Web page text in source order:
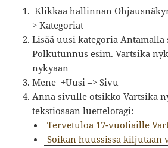
Klikkaa hallinnan
> Kategoriat
Lisää uusi kategoria
Polkutunnus esim. Vartsika
nykyaan
Mene +Uusi –> Sivu
Anna sivulle otsikko Vartsika
tekstiosaan luettelotagi:
Tervetuloa 17-vuotiaille
Soikan huussissa kiljutaan